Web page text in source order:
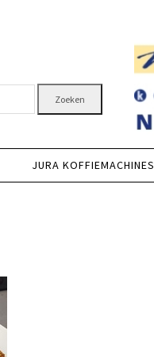
Zoeken
JURA KOFFIEMACHINES